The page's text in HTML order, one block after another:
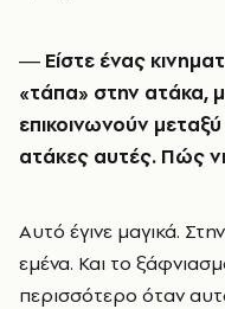
― Είστε ένας
«τάπα» στην ατάκα,
επικοινωνούν
ατάκες αυτές. Πώς
Αυτό έγινε μαγικά.
εμένα. Και το
περισσότερο όταν